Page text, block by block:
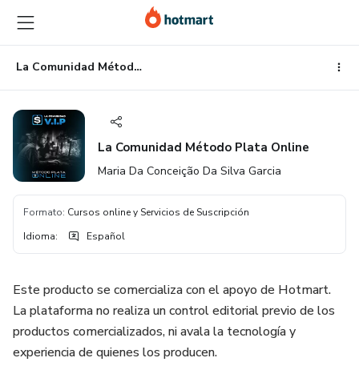
contenido
principal
la
página
de
pie
página
La Comunidad Método Plata Online
La Comunidad Método Plata Online
Maria Da Conceição Da Silva Garcia
Formato: Cursos online y Servicios de Suscripción
Idioma: Español
Este producto se comercializa con el apoyo de Hotmart.
La plataforma no realiza un control editorial previo de los
productos comercializados, ni avala la tecnología y
experiencia de quienes los producen.